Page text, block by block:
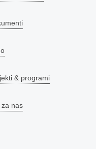
& programi
za nas